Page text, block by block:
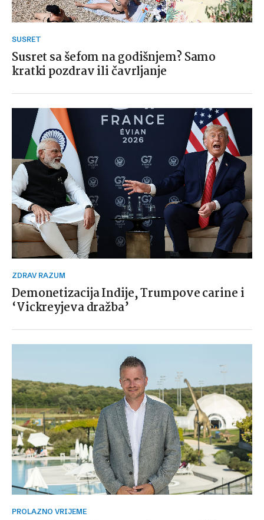
SUSRET
Susret sa šefom na godišnjem? Samo
kratki pozdrav ili čavrljanje
ZDRAV RAZUM
Demonetizacija Indije, Trumpove carine i
‘Vickreyjeva dražba’
PROLAZNO VRIJEME